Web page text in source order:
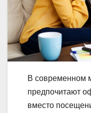
В современном
предпочитают
вместо